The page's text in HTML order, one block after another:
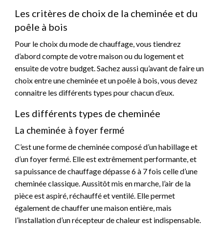
Les critères de choix de la cheminée et du
poêle à bois
Pour le choix du mode de chauffage, vous tiendrez
d’abord compte de votre maison ou du logement et
ensuite de votre budget. Sachez aussi qu’avant de faire un
choix entre une cheminée et un poêle à bois, vous devez
connaitre les différents types pour chacun d’eux.
Les différents types de cheminée
La cheminée à foyer fermé
C’est une forme de cheminée composé d’un habillage et
d’un foyer fermé. Elle est extrêmement performante, et
sa puissance de chauffage dépasse 6 à 7 fois celle d’une
cheminée classique. Aussitôt mis en marche, l’air de la
pièce est aspiré, réchauffé et ventilé. Elle permet
également de chauffer une maison entière, mais
l’installation d’un récepteur de chaleur est indispensable.